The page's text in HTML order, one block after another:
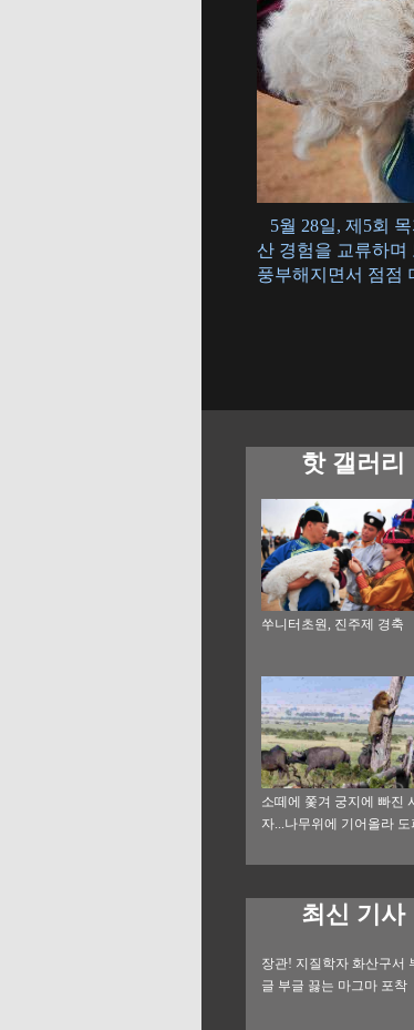
5월 28일, 제5회
산 경험을 교류하며
풍부해지면서 점점
핫 갤러리
쑤니터초원, 진주제 경축
소떼에 쫓겨 궁지에 빠진
자...나무위에 기어올라 도
최신 기사
장관! 지질학자 화산구서
글 부글 끓는 마그마 포착